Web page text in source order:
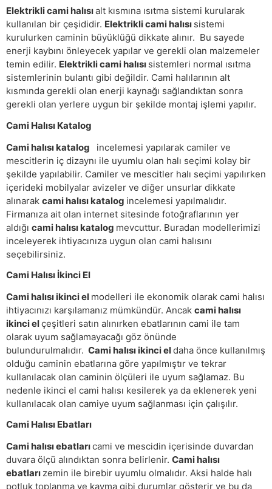
Elektrikli cami halısıalt kısmına ısıtma sistemi kurularak
kullanılan bir çeşididir. Elektrikli cami halısı sistemi
kurulurken caminin büyüklüğü dikkate alınır. Bu sayede
enerji kaybını önleyecek yapılar ve gerekli olan malzemeler
temin edilir. Elektrikli cami halısı sistemleri normal ısıtma
sistemlerinin bulantı gibi değildir. Cami halılarının alt
kısmında gerekli olan enerji kaynağı sağlandıktan sonra
gerekli olan yerlere uygun bir şekilde montaj işlemi yapılır.
Cami Halısı Katalog
Cami halısı katalog
incelemesi yapılarak camiler ve
mescitlerin iç dizaynı ile uyumlu olan halı seçimi kolay bir
şekilde yapılabilir. Camiler ve mescitler halı seçimi yapılırken
içerideki mobilyalar avizeler ve diğer unsurlar dikkate
alınarak cami halısı katalog incelemesi yapılmalıdır.
Firmanıza ait olan internet sitesinde fotoğraflarının yer
aldığı cami halısı katalog mevcuttur. Buradan modellerimizi
inceleyerek ihtiyacınıza uygun olan cami halısını
seçebilirsiniz.
Cami Halısı İkinci El
Cami halısı ikinci el modelleri ile ekonomik olarak cami halısı
ihtiyacınızı karşılamanız mümkündür. Ancak cami halısı
ikinci elçeşitleri satın alınırken ebatlarının cami ile tam
olarak uyum sağlamayacağı göz önünde
bulundurulmalıdır. Cami halısı ikinci eldaha önce kullanılmış
olduğu caminin ebatlarına göre yapılmıştır ve tekrar
kullanılacak olan caminin ölçüleri ile uyum sağlamaz. Bu
nedenle ikinci el cami halısı kesilerek ya da eklenerek yeni
kullanılacak olan camiye uyum sağlanması için çalışılır.
Cami Halısı Ebatları
Cami halısı ebatlarıcami ve mescidin içerisinde duvardan
duvara ölçü alındıktan sonra belirlenir. Cami halısı
ebatları zemin ile birebir uyumlu olmalıdır. Aksi halde halı
potluk toplanma ve kayma gibi durumlar gösterir ve bu da